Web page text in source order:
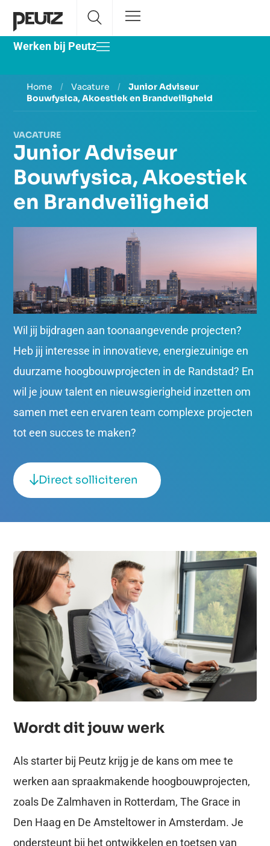
Werken bij Peutz
Home / Vacature /
Junior Adviseur
Bouwfysica, Akoestiek en Brandveiligheid
VACATURE
Junior Adviseur
Bouwfysica, Akoestiek
en Brandveiligheid
Wil jij bijdragen aan toonaangevende projecten?
Heb jij interesse in innovatieve, energiezuinige en
duurzame hoogbouwprojecten in de Randstad? En
wil je jouw talent en nieuwsgierigheid inzetten om
samen met een ervaren team complexe projecten
tot een succes te maken?
Direct solliciteren
Wordt dit jouw werk
Als starter bij Peutz krijg je de kans om mee te
werken aan spraakmakende hoogbouwprojecten,
zoals De Zalmhaven in Rotterdam, The Grace in
Den Haag en De Amsteltower in Amsterdam. Je
ondersteunt bij het ontwikkelen en toetsen van